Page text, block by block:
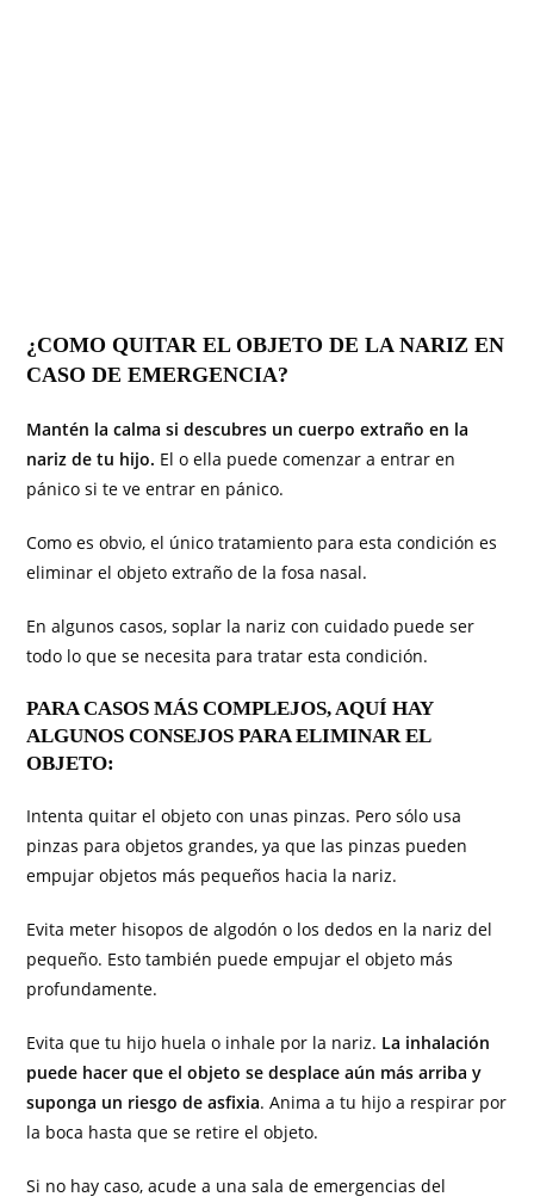
¿COMO QUITAR EL OBJETO DE LA NARIZ EN
CASO DE EMERGENCIA?
Mantén la calma si descubres un cuerpo extraño en la
nariz de tu hijo. El o ella puede comenzar a entrar en
pánico si te ve entrar en pánico.
Como es obvio, el único tratamiento para esta condición es
eliminar el objeto extraño de la fosa nasal.
En algunos casos, soplar la nariz con cuidado puede ser
todo lo que se necesita para tratar esta condición.
PARA CASOS MÁS COMPLEJOS, AQUÍ HAY
ALGUNOS CONSEJOS PARA ELIMINAR EL
OBJETO:
Intenta quitar el objeto con unas pinzas. Pero sólo usa
pinzas para objetos grandes, ya que las pinzas pueden
empujar objetos más pequeños hacia la nariz.
Evita meter hisopos de algodón o los dedos en la nariz del
pequeño. Esto también puede empujar el objeto más
profundamente.
Evita que tu hijo huela o inhale por la nariz. La inhalación
puede hacer que el objeto se desplace aún más arriba y
suponga un riesgo de asfixia. Anima a tu hijo a respirar por
la boca hasta que se retire el objeto.
Si no hay caso, acude a una sala de emergencias del